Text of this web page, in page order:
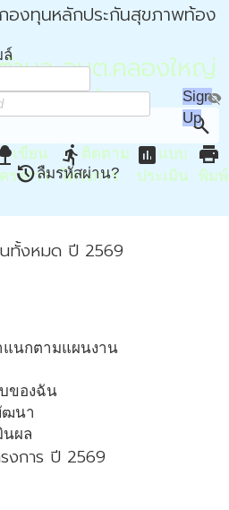
งทุนหลักประกันสุขภาพท้อง
ล์
visibility_off
restoreลืมรหัสผ่าน?
Sign
Up
แนกตามแผนงาน
ของฉัน
ฒนา
นผล
บล อบต.คลองใหญ่
ลองใหญ่ จังหวัดตราด
search
เขียน
รงการ
directions_run ติดตาม
โครงการ
assessment แบบ
ประเมิน
print
พิมพ์
นทั้งหมด ปี 2569
งการ ปี 2569